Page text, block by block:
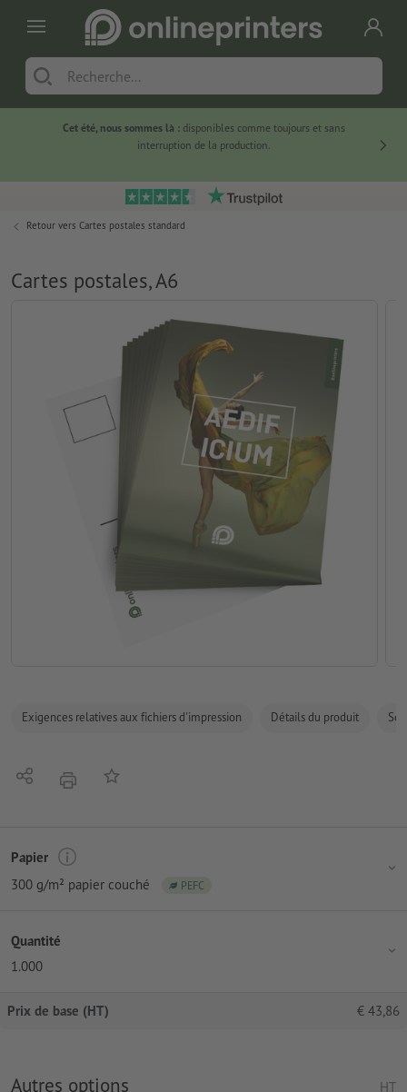
Cet été, nous sommes là :disponibles comme toujours et sans
interruption de la production.
Retour vers Cartes postales standard
Cartes postales, A6
Exigences relatives aux fichiers d'impression Détails du produit
PartagerimprimerAjouter à liste d'article
Papier
300 g/m² papier couché
PEFC
Quantité
1.000
Prix de base (HT) € 43,86
Autres options HT